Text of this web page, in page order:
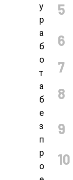
у
р
а
б
о
т
а
б
е
з
п
р
о